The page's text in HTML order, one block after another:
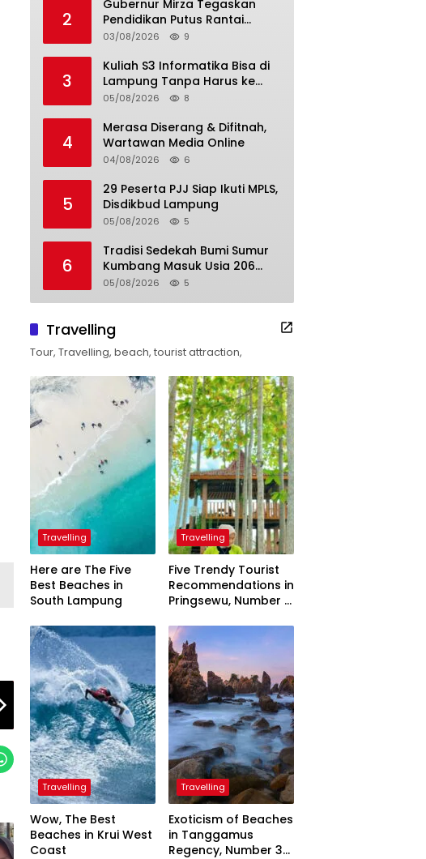
2
Gubernur Mirza Tegaskan
Pendidikan Putus Rantai
Kemiskinan
03/08/2026 9
3
Kuliah S3 Informatika Bisa di
Lampung Tanpa Harus ke
Luar Daerah
05/08/2026 8
4
Merasa Diserang & Difitnah,
Wartawan Media Online
04/08/2026 6
5
29 Peserta PJJ Siap Ikuti MPLS,
Disdikbud Lampung
05/08/2026 5
6
Tradisi Sedekah Bumi Sumur
Kumbang Masuk Usia 206
Tahun
05/08/2026 5
Travelling
Tour, Travelling, beach, tourist attraction,
Travelling
Here are The Five
Best Beaches in
South Lampung
Travelling
Five Trendy Tourist
Recommendations in
Pringsewu, Number 3
President
Travelling
Wow, The Best
Beaches in Krui West
Coast
Travelling
Exoticism of Beaches
in Tanggamus
Regency, Number 3